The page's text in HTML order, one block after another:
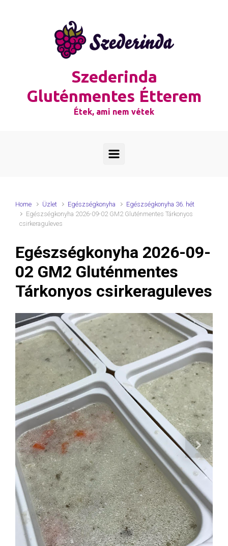
Szederinda
Gluténmentes Étterem
Étek, ami nem vétek
Home Üzlet Egészségkonyha
Egészségkonyha 36. hét
Egészségkonyha 2026-09-02 GM2 Gluténmentes Tárkonyos
csirkeraguleves
Egészségkonyha 2026-09-
02 GM2 Gluténmentes
Tárkonyos csirkeraguleves
Next